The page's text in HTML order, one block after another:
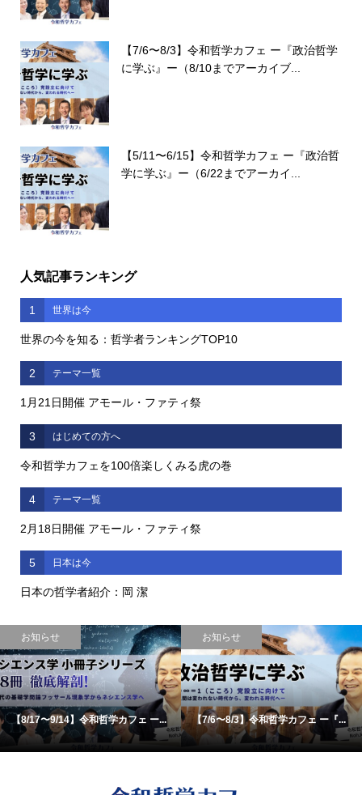
【7/6〜8/3】令和哲学カフェ ー『政治哲学
に学ぶ』ー（8/10までアーカイブ...
【5/11〜6/15】令和哲学カフェ ー『政治哲
学に学ぶ』ー（6/22までアーカイ...
人気記事ランキング
1 世界は今
世界の今を知る：哲学者ランキングTOP10
2 テーマ一覧
1月21日開催 アモール・ファティ祭
3 はじめての方へ
令和哲学カフェを100倍楽しくみる虎の巻
4 テーマ一覧
2月18日開催 アモール・ファティ祭
5 日本は今
日本の哲学者紹介：岡 潔
お知らせ
【8/17〜9/14】令和哲学カフェ ー...
お知らせ
【7/6〜8/3】令和哲学カフェ ー『...